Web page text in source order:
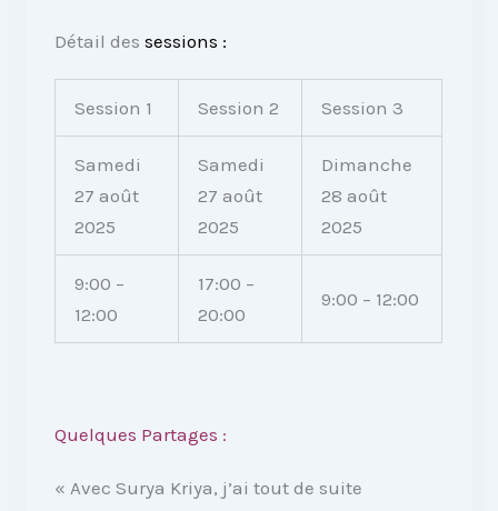
Détail dessessions :
Session 1 Session 2 Session 3
Samedi
27 août
2025
Samedi
27 août
2025
Dimanche
28 août
2025
9:00 –
12:00
17:00 –
20:00
9:00 – 12:00
Quelques Partages :
« Avec Surya Kriya, j’ai tout de suite